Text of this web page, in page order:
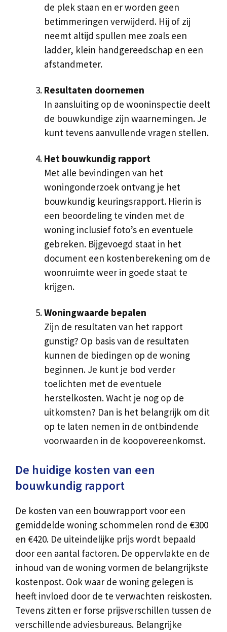
de plek staan en er worden geen
betimmeringen verwijderd. Hij of zij
neemt altijd spullen mee zoals een
ladder, klein handgereedschap en een
afstandmeter.
Resultaten doornemen
In aansluiting op de wooninspectie deelt
de bouwkundige zijn waarnemingen. Je
kunt tevens aanvullende vragen stellen.
Het bouwkundig rapport
Met alle bevindingen van het
woningonderzoek ontvang je het
bouwkundig keuringsrapport. Hierin is
een beoordeling te vinden met de
woning inclusief foto’s en eventuele
gebreken. Bijgevoegd staat in het
document een kostenberekening om de
woonruimte weer in goede staat te
krijgen.
Woningwaarde bepalen
Zijn de resultaten van het rapport
gunstig? Op basis van de resultaten
kunnen de biedingen op de woning
beginnen. Je kunt je bod verder
toelichten met de eventuele
herstelkosten. Wacht je nog op de
uitkomsten? Dan is het belangrijk om dit
op te laten nemen in de ontbindende
voorwaarden in de koopovereenkomst.
De huidige kosten van een
bouwkundig rapport
De kosten van een bouwrapport voor een
gemiddelde woning schommelen rond de €300
en €420. De uiteindelijke prijs wordt bepaald
door een aantal factoren. De oppervlakte en de
inhoud van de woning vormen de belangrijkste
kostenpost. Ook waar de woning gelegen is
heeft invloed door de te verwachten reiskosten.
Tevens zitten er forse prijsverschillen tussen de
verschillende adviesbureaus. Belangrijke